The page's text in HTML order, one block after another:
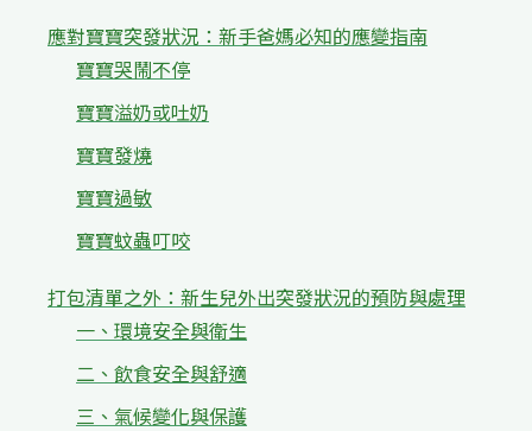
應對寶寶突發狀況：新手爸媽必知的應變指南
寶寶哭鬧不停
寶寶溢奶或吐奶
寶寶發燒
寶寶過敏
寶寶蚊蟲叮咬
打包清單之外：新生兒外出突發狀況的預防與處理
一、環境安全與衛生
二、飲食安全與舒適
三、氣候變化與保護